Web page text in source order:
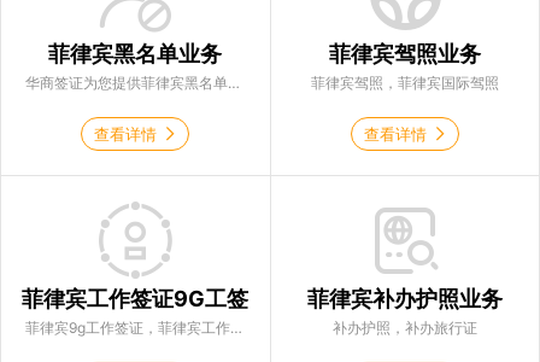
菲律宾黑名单业务
华商签证为您提供菲律宾黑名单业务
查看详情
菲律宾驾照业务
菲律宾驾照，菲律宾国际驾照
查看详情
菲律宾工作签证9G工签
菲律宾9g工作签证，菲律宾工作签证
菲律宾补办护照业务
补办护照，补办旅行证